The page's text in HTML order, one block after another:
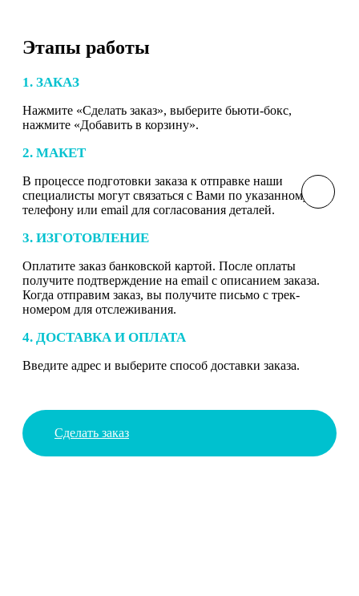
Этапы работы
1. ЗАКАЗ
Нажмите «Сделать заказ», выберите бьюти-бокс,
нажмите «Добавить в корзину».
2. МАКЕТ
В процессе подготовки заказа к отправке наши
специалисты могут связаться с Вами по указанному
телефону или email для согласования деталей.
3. ИЗГОТОВЛЕНИЕ
Оплатите заказ банковской картой. После оплаты
получите подтверждение на email с описанием заказа.
Когда отправим заказ, вы получите письмо с трек-
номером для отслеживания.
4. ДОСТАВКА И ОПЛАТА
Введите адрес и выберите способ доставки заказа.
Сделать заказ